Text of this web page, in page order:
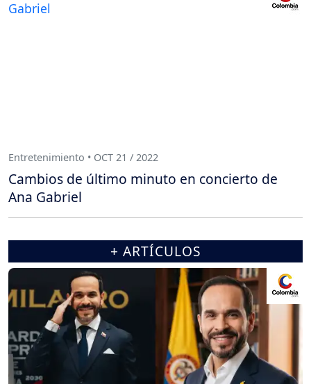
Entretenimiento • OCT 21 / 2022
Cambios de último minuto en concierto de
Ana Gabriel
+ ARTÍCULOS